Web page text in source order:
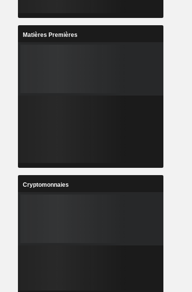
Matières Premières
Cryptomonnaies